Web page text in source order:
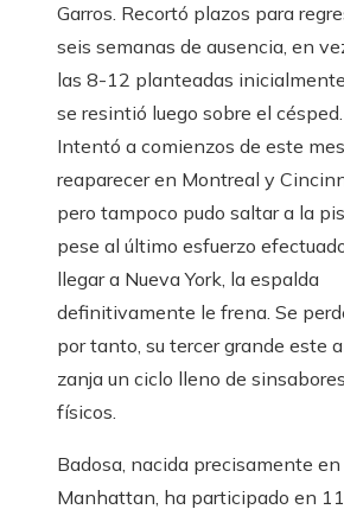
Garros. Recortó plazos para
seis semanas de ausencia, en
las 8-12 planteadas
se resintió luego sobre el césped.
Intentó a comienzos de este mes
reaparecer en Montreal y
pero tampoco pudo saltar a la
pese al último esfuerzo
llegar a Nueva York, la espalda
definitivamente le frena. Se
por tanto, su tercer grande este
zanja un ciclo lleno de sinsabores
físicos.
Badosa, nacida precisamente en
Manhattan, ha participado en 11